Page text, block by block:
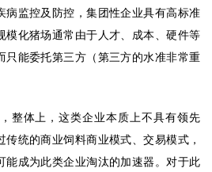
监控及防控，集团性企业具有高标准
模化猪场通常由于人才、成本、硬件等
只能委托第三方（第三方的水准非常重
整体上，这类企业本质上不具有领先
统的商业饲料商业模式、交易模式，
能成为此类企业淘汰的加速器。对于此